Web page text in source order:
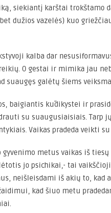
siekiantį karštai trokštamo
dužios vazelės) kuo
kalba dar
O gestai ir mimika jau
suaugęs galėtų šiems
baigiantis kūdikystei ir
su suaugusiaisiais. Tarp
Vaikas pradeda veikti
gyvenimo metus vaikas iš
jo psichikai,- tai
neišleisdami iš akių to, kad
kad šiuo metu